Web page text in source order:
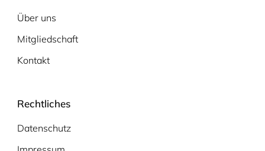
Über uns
Mitgliedschaft
Kontakt
Rechtliches
Datenschutz